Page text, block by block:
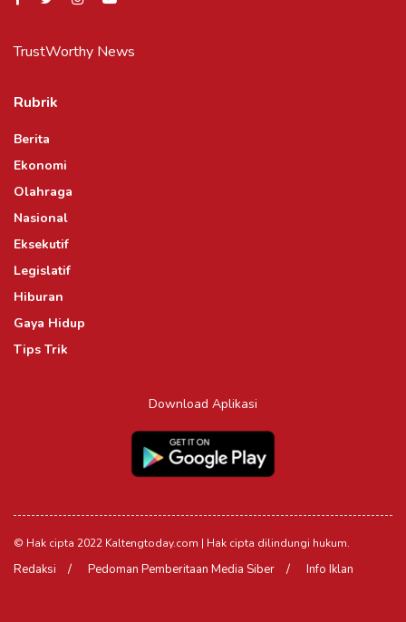
TrustWorthy News
Rubrik
Berita
Ekonomi
Olahraga
Nasional
Eksekutif
Legislatif
Hiburan
Gaya Hidup
Tips Trik
Download Aplikasi
© Hak cipta 2022 Kaltengtoday.com | Hak cipta dilindungi hukum.
Redaksi Pedoman Pemberitaan Media Siber Info Iklan